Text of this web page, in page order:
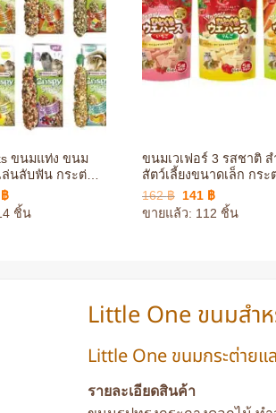
ขนมแท่ง ขนม
บฟัน กระต่าย
เตอร์
฿Current
price
is:ชิ้น
ขนมเวเฟอร์ 3 รสชาติ สำหรับ
สัตว์เลี้ยงขนาดเล็ก กระ
แฮมสเตอร์
162฿ Original
price
was:
141 ฿Current
price
is:
ขายแล้ว: 112 ชิ้น
Little One ขนมสำ
Little One ขนมกระต่ายแ
รายละเอียดสินค้า